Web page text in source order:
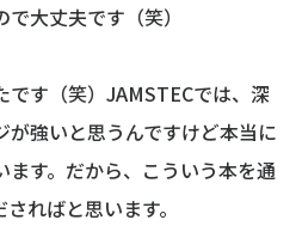
大丈夫です（笑）
です（笑）JAMSTECでは、深
強いと思うんですけど本当に
ます。だから、こういう本を通
ればと思います。